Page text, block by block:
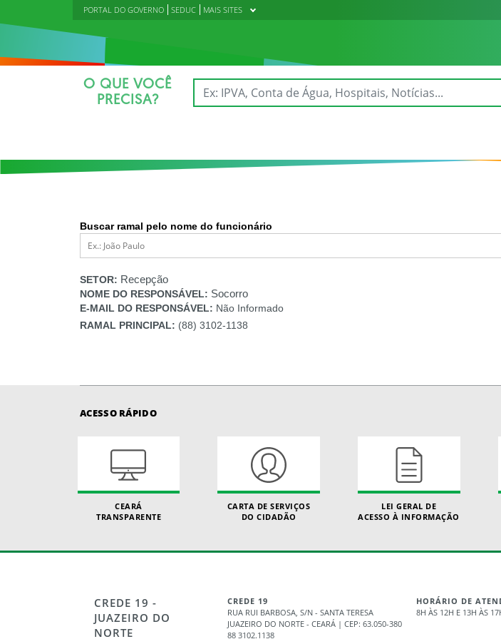
PORTAL DO GOVERNO SEDUC MAIS SITES
O QUE VOCÊ
PRECISA?
Buscar ramal pelo nome do funcionário
SETOR: Recepção
NOME DO RESPONSÁVEL: Socorro
E-MAIL DO RESPONSÁVEL: Não Informado
RAMAL PRINCIPAL: (88) 3102-1138
ACESSO RÁPIDO
CEARÁ
TRANSPARENTE
CARTA DE SERVIÇOS
DO CIDADÃO
LEI GERAL DE
ACESSO À INFORMAÇÃO
CREDE 19 -
JUAZEIRO DO
NORTE
CREDE 19
RUA RUI BARBOSA, S/N - SANTA TERESA
JUAZEIRO DO NORTE - CEARÁ | CEP: 63.050-380
88 3102.1138
HORÁRIO DE
8H ÀS 12H E 13H ÀS